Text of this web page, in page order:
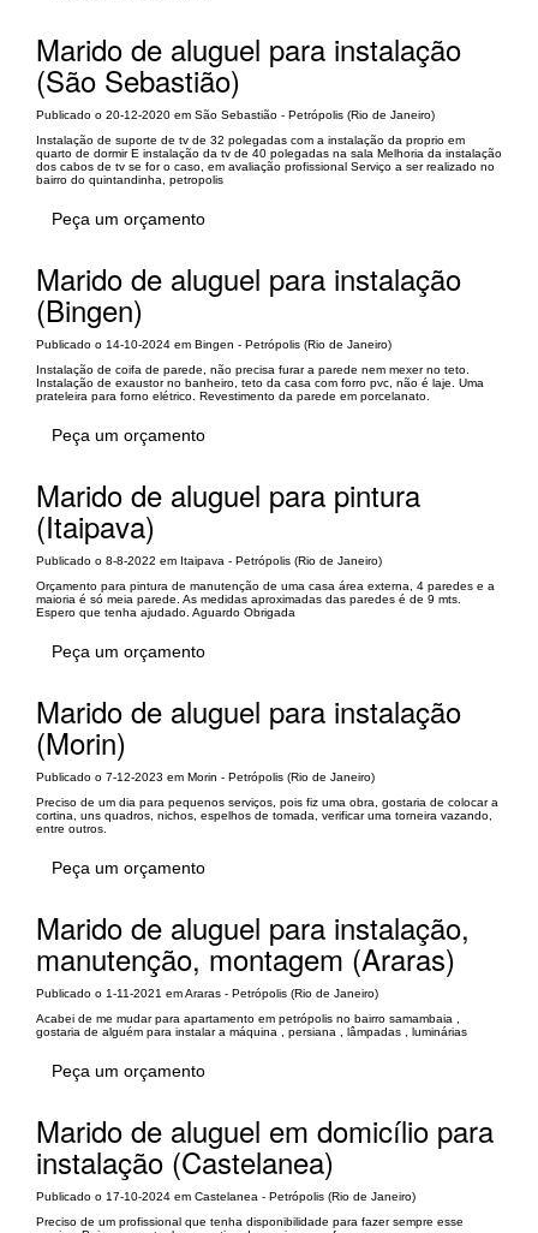
Marido de aluguel para instalação
(São Sebastião)
Publicado o 20-12-2020 em São Sebastião - Petrópolis (Rio de Janeiro)
Instalação de suporte de tv de 32 polegadas com a instalação da proprio em
quarto de dormir E instalação da tv de 40 polegadas na sala Melhoria da instalação
dos cabos de tv se for o caso, em avaliação profissional Serviço a ser realizado no
bairro do quintandinha, petropolis
Peça um orçamento
Marido de aluguel para instalação
(Bingen)
Publicado o 14-10-2024 em Bingen - Petrópolis (Rio de Janeiro)
Instalação de coifa de parede, não precisa furar a parede nem mexer no teto.
Instalação de exaustor no banheiro, teto da casa com forro pvc, não é laje. Uma
prateleira para forno elétrico. Revestimento da parede em porcelanato.
Peça um orçamento
Marido de aluguel para pintura
(Itaipava)
Publicado o 8-8-2022 em Itaipava - Petrópolis (Rio de Janeiro)
Orçamento para pintura de manutenção de uma casa área externa, 4 paredes e a
maioria é só meia parede. As medidas aproximadas das paredes é de 9 mts.
Espero que tenha ajudado. Aguardo Obrigada
Peça um orçamento
Marido de aluguel para instalação
(Morin)
Publicado o 7-12-2023 em Morin - Petrópolis (Rio de Janeiro)
Preciso de um dia para pequenos serviços, pois fiz uma obra, gostaria de colocar a
cortina, uns quadros, nichos, espelhos de tomada, verificar uma torneira vazando,
entre outros.
Peça um orçamento
Marido de aluguel para instalação,
manutenção, montagem (Araras)
Publicado o 1-11-2021 em Araras - Petrópolis (Rio de Janeiro)
Acabei de me mudar para apartamento em petrópolis no bairro samambaia ,
gostaria de alguém para instalar a máquina , persiana , lâmpadas , luminárias
Peça um orçamento
Marido de aluguel em domicílio para
instalação (Castelanea)
Publicado o 17-10-2024 em Castelanea - Petrópolis (Rio de Janeiro)
Preciso de um profissional que tenha disponibilidade para fazer sempre esse